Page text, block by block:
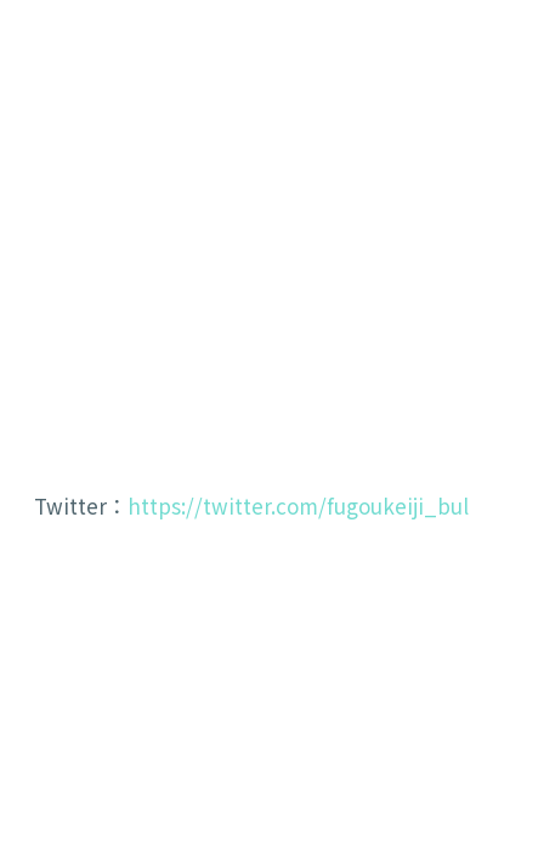
Twitter： https://twitter.com/fugoukeiji_bul